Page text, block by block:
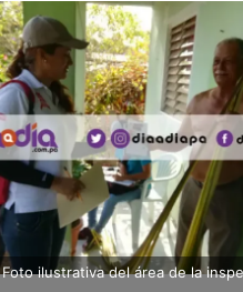
Foto ilustrativa del área de la